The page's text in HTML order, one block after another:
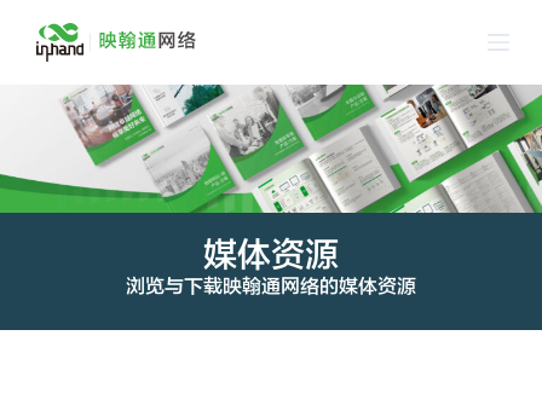
跳
过
媒体资源
浏览与下载映翰通网络的媒体资源